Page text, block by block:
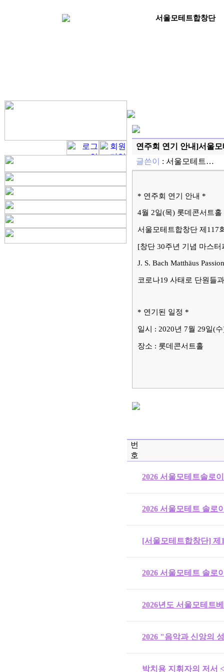
서울모테트합창단
연주회 연기 안내]서울
글쓴이
: 서울모테트…
* 연주회 연기 안내 *
4월 2일(목) 롯데콘서트
서울모테트합창단 제 117
[창단 30주년 기념 마스
J. S. Bach Matthäus
코로나19 사태로 단원들
* 연기된 일정 *
일시 : 2020년 7월 29일(수
장소 : 롯데콘서트홀
번
호
2026 서울모테트솔로
2026 서울모테트 솔로
[서울모테트합창단]
2026 서울모테트 솔로
2026년도 서울모테트
2026 "음악과 신앙의
박치용 지휘자의 저서